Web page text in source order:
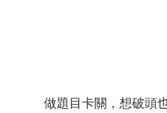
做題目卡關，想破頭